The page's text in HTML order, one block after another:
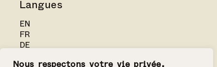
Nous respectons votre vie privée.
Langues
EN
FR
DE